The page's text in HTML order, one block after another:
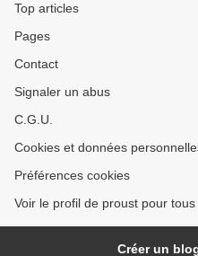
Top articles
Pages
Contact
Signaler un abus
C.G.U.
Cookies et données
Préférences cookies
Voir le profil de proust pour
Créer un